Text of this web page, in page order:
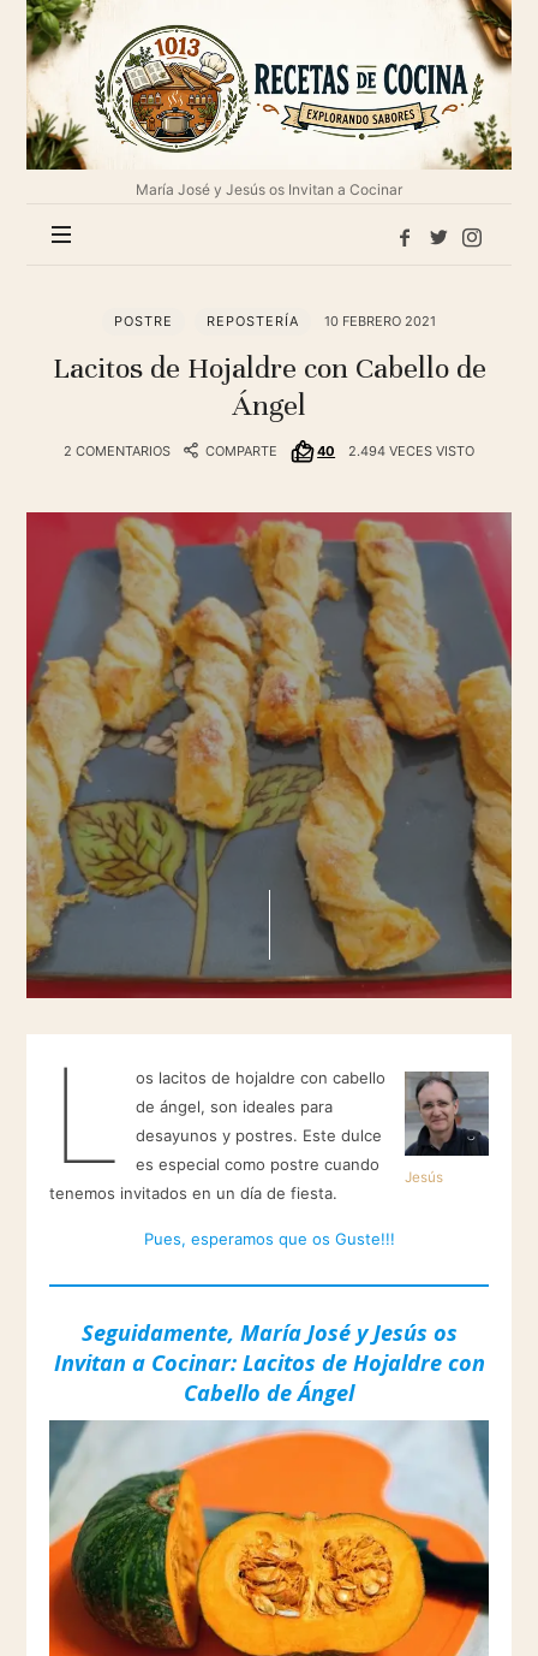
1013
Recetas
de
cocina
María José y Jesús os Invitan a Cocinar
POSTRE REPOSTERÍA 10 FEBRERO 2021
Lacitos de Hojaldre con Cabello de
Ángel
2 COMENTARIOS COMPARTE 40 2.494 VECES VISTO
Jesús
L
os lacitos de hojaldre con cabello
de ángel, son ideales para
desayunos y postres. Este dulce
es especial como postre cuando
tenemos invitados en un día de fiesta.
Pues, esperamos que os Guste!!!
Seguidamente, María José y Jesús os
Invitan a Cocinar: Lacitos de Hojaldre con
Cabello de Ángel